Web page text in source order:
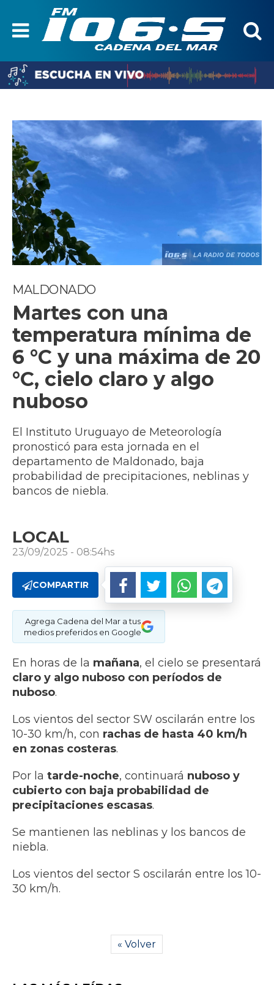
MALDONADO
Martes con una
temperatura mínima de
6 °C y una máxima de 20
°C, cielo claro y algo
nuboso
El Instituto Uruguayo de Meteorología
pronosticó para esta jornada en el
departamento de Maldonado, baja
probabilidad de precipitaciones, neblinas y
bancos de niebla.
LOCAL
23/09/2025 - 08:54hs
COMPARTIR
Agrega Cadena del Mar a tus
medios preferidos en Google
En horas de la mañana, el cielo se presentará
claro y algo nuboso con períodos de
nuboso.
Los vientos del sector SW oscilarán entre los
10-30 km/h, con rachas de hasta 40 km/h
en zonas costeras.
Por la tarde-noche, continuará nuboso y
cubierto con baja probabilidad de
precipitaciones escasas.
Se mantienen las neblinas y los bancos de
niebla.
Los vientos del sector S oscilarán entre los 10-
30 km/h.
« Volver